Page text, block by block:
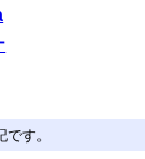
す。